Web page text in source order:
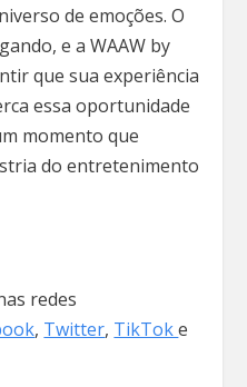
de emoções. O
e a WAAW by
que sua experiência
essa oportunidade
momento que
do entretenimento
redes
, Twitter, TikToke